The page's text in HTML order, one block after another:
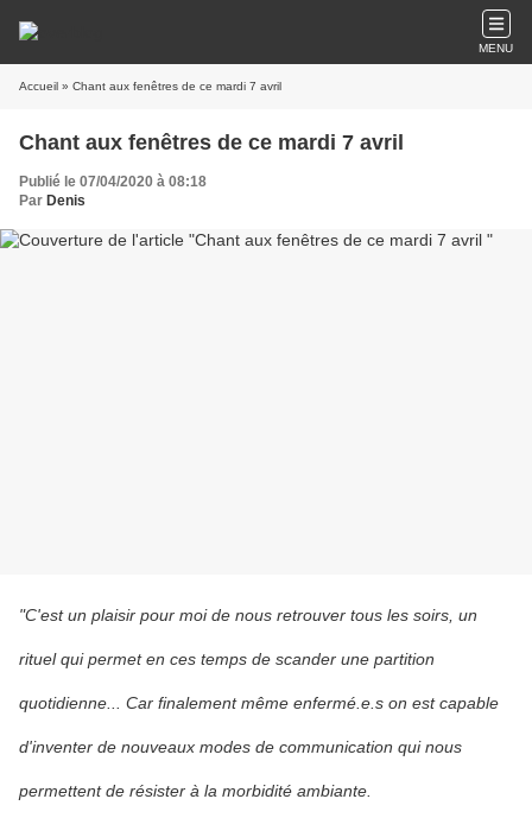
MENU
Accueil » Chant aux fenêtres de ce mardi 7 avril
Chant aux fenêtres de ce mardi 7 avril
Publié le 07/04/2020 à 08:18
Par Denis
"C'est un plaisir pour moi de nous retrouver tous les soirs, un
rituel qui permet en ces temps de scander une partition
quotidienne ... Car finalement même enfermé.e.s on est capable
d'inventer de nouveaux modes de communication qui nous
permettent de résister à la morbidité ambiante.